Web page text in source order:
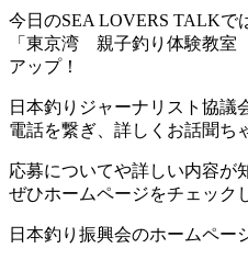
今日のSEA LOVERS TALKで
「東京湾 親子釣り体験教
アップ！
日本釣りジャーナリスト協
電話を繋ぎ、詳しくお話聞ち
応募についてや詳しい内容が
ぜひホームページをチェック
日本釣り振興会のホームペー